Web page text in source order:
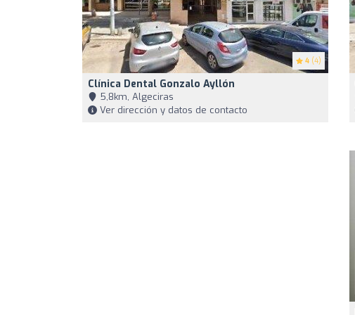
4 (4)
Clínica Dental Gonzalo Ayllón
5,8km, Algeciras
Ver dirección y datos de contacto